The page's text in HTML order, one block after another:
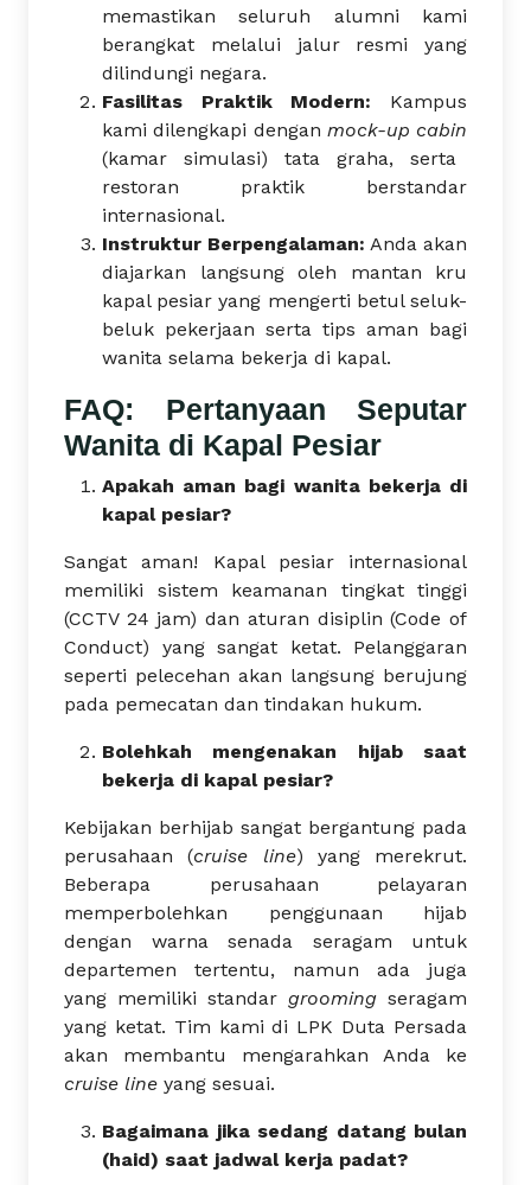
memastikan seluruh alumni kami
berangkat melalui jalur resmi yang
dilindungi negara.
Fasilitas Praktik Modern: Kampus
kami dilengkapi dengan mock-up cabin
(kamar simulasi) tata graha, serta
restoran praktik berstandar
internasional.
Instruktur Berpengalaman: Anda akan
diajarkan langsung oleh mantan kru
kapal pesiar yang mengerti betul seluk-
beluk pekerjaan serta tips aman bagi
wanita selama bekerja di kapal.
FAQ: Pertanyaan Seputar
Wanita di Kapal Pesiar
Apakah aman bagi wanita bekerja di
kapal pesiar?
Sangat aman! Kapal pesiar internasional
memiliki sistem keamanan tingkat tinggi
(CCTV 24 jam) dan aturan disiplin (Code of
Conduct) yang sangat ketat. Pelanggaran
seperti pelecehan akan langsung berujung
pada pemecatan dan tindakan hukum.
Bolehkah mengenakan hijab saat
bekerja di kapal pesiar?
Kebijakan berhijab sangat bergantung pada
perusahaan (cruise line) yang merekrut.
Beberapa perusahaan pelayaran
memperbolehkan penggunaan hijab
dengan warna senada seragam untuk
departemen tertentu, namun ada juga
yang memiliki standar grooming seragam
yang ketat. Tim kami di LPK Duta Persada
akan membantu mengarahkan Anda ke
cruise line yang sesuai.
Bagaimana jika sedang datang bulan
(haid) saat jadwal kerja padat?